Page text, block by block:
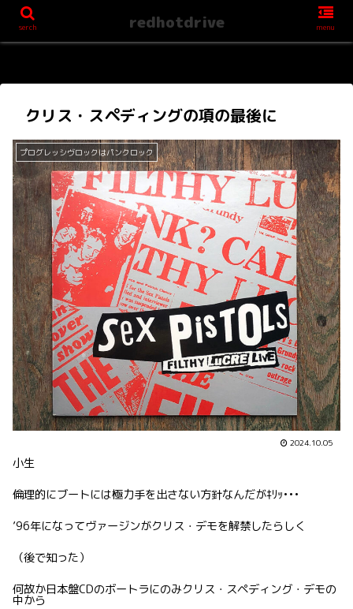
クリス・スペディングの項の最後に
プログレッシヴロックはパンクロック
2024.10.05
小生
倫理的にブートには極力手を出さない方針なんだがｷﾘｯ•••
’96年になってヴァージンがクリス・デモを解禁したらしく
（後で知った）
何故か日本盤CDのボートラにのみクリス・スペディング・デモの
中から
serch redhotdrive menu